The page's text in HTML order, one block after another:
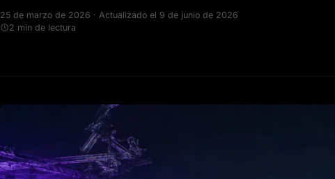
25 de marzo de 2026 · Actualizado el 9 de junio de 2026
2 min de lectura